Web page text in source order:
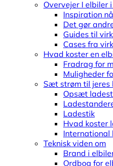
Overvejer I elbiler
Inspiration
Det gør
Guides til
Cases fra
Hvad koster en
Fradrag for
Muligheder
Sæt strøm til jeres
Opsæt
Ladestik
Hvad koster
International
Teknisk viden om
Brand i
Ordbog for